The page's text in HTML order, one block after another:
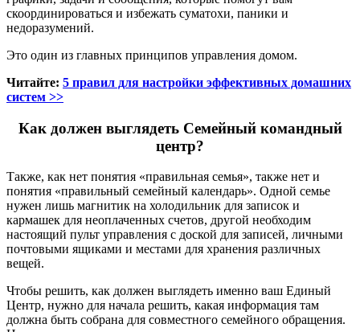
скоординироваться и избежать суматохи, паники и
недоразумений.
Это один из главных принципов управления домом.
Читайте: 5 правил для настройки эффективных домашних
систем >>
Как должен выглядеть Семейный командный
центр?
Также, как нет понятия «правильная семья», также нет и
понятия «правильный семейный календарь». Одной семье
нужен лишь магнитик на холодильник для записок и
кармашек для неоплаченных счетов, другой необходим
настоящий пульт управления с доской для записей, личными
почтовыми ящиками и местами для хранения различных
вещей.
Чтобы решить, как должен выглядеть именно ваш Единый
Центр, нужно для начала решить, какая информация там
должна быть собрана для совместного семейного обращения.